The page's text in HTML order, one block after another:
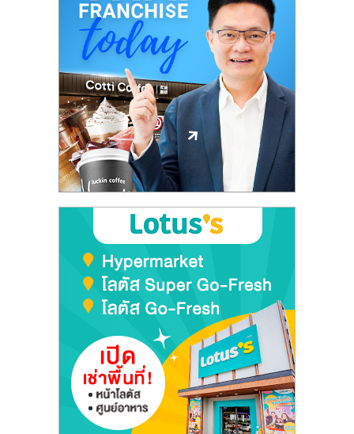
ปรึกษา
การ
ลงทุน
และ
ขยาย
ไชส์,